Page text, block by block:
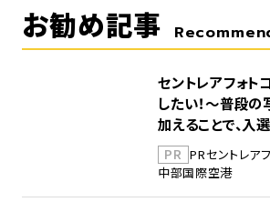
お勧め記事
セントレアフォト
したい！～普段
加えることで、入
PR PRセントレア
中部国際空港